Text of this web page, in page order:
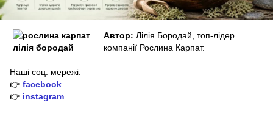
Автор: Лілія Бородай, топ-лідер
компанії Рослина Карпат.
Наші соц. мережі:
👉 facebook
👉 instagram